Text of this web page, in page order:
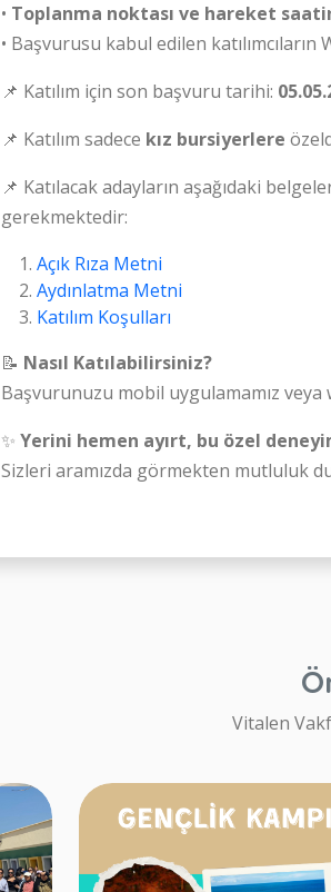
• Toplanma noktası ve hareket
• Başvurusu kabul edilen
📌 Katılım için son başvuru tarihi:
📌 Katılım sadece kız bursiyerlere
📌 Katılacak adayların aşağıdaki
gerekmektedir:
Açık Rıza Metni
Aydınlatma Metni
Katılım Koşulları
📝 Nasıl Katılabilirsiniz?
Başvurunuzu mobil uygulamamız veya
✨ Yerini hemen ayırt, bu özel
Sizleri aramızda görmekten mutluluk
Vitalen